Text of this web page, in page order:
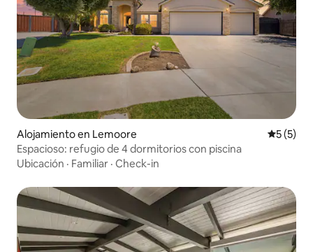
Alojamiento en Lemoore
5 (5)
Espacioso: refugio de 4 dormitorios con piscina
Ubicación · Familiar · Check-in